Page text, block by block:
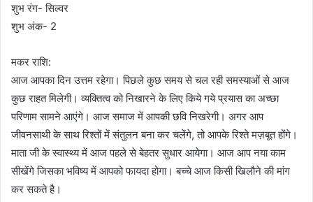
शुभ रंग- सिल्वर
शुभ अंक- 2
मकर राशि:
आज आपका दिन उत्तम रहेगा। पिछले कुछ समय से चल रही समस्याओं से आज
कुछ राहत मिलेगी। व्यक्तित्व को निखारने के लिए किये गये प्रयास का अच्छा
परिणाम सामने आएंगे। आज समाज में आपकी छवि निखरेगी। अगर आप
जीवनसाथी के साथ रिश्तों में संतुलन बना कर चलेंगे, तो आपके रिश्ते मज़बूत होंगे।
माता जी के स्वास्थ्य में आज पहले से बेहतर सुधार आयेगा। आज आप नया काम
सीखेंगे जिसका भविष्य में आपको फायदा होगा। बच्चे आज किसी खिलौने की मांग
कर सकते है।